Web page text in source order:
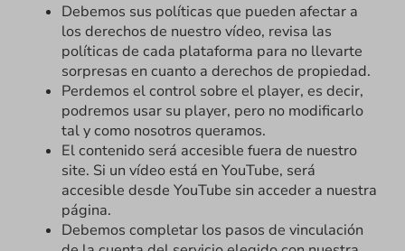
Debemos sus políticas que pueden afectar a
los derechos de nuestro vídeo, revisa las
políticas de cada plataforma para no llevarte
sorpresas en cuanto a derechos de propiedad.
Perdemos el control sobre el player, es decir,
podremos usar su player, pero no modificarlo
tal y como nosotros queramos.
El contenido será accesible fuera de nuestro
site. Si un vídeo está en YouTube, será
accesible desde YouTube sin acceder a nuestra
página.
Debemos completar los pasos de vinculación